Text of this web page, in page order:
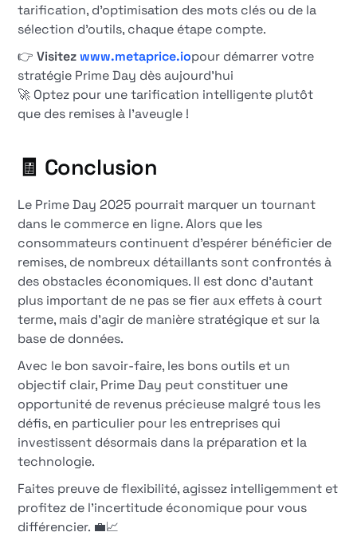
tarification, d'optimisation des mots clés ou de la
sélection d'outils, chaque étape compte.
👉Visitezwww.metaprice.iopour démarrer votre
stratégie Prime Day dès aujourd'hui
🚀 Optez pour une tarification intelligente plutôt
que des remises à l'aveugle !
🧾 Conclusion
Le Prime Day 2025 pourrait marquer un tournant
dans le commerce en ligne. Alors que les
consommateurs continuent d'espérer bénéficier de
remises, de nombreux détaillants sont confrontés à
des obstacles économiques. Il est donc d'autant
plus important de ne pas se fier aux effets à court
terme, mais d'agir de manière stratégique et sur la
base de données.
Avec le bon savoir-faire, les bons outils et un
objectif clair, Prime Day peut constituer une
opportunité de revenus précieuse malgré tous les
défis, en particulier pour les entreprises qui
investissent désormais dans la préparation et la
technologie.
Faites preuve de flexibilité, agissez intelligemment et
profitez de l'incertitude économique pour vous
différencier. 💼📈